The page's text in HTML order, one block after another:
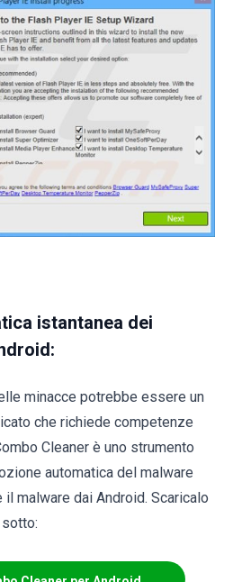
istantanea dei
minacce potrebbe essere un
che richiede competenze
Cleaner è uno strumento
automatica del malware
malware dai Android. Scaricalo